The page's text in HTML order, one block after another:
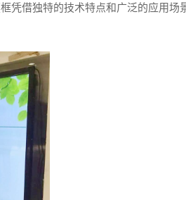
凭借独特的技术特点和广泛的应用场